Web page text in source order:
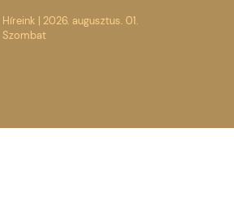
Híreink | 2026. augusztus. 01.
Szombat